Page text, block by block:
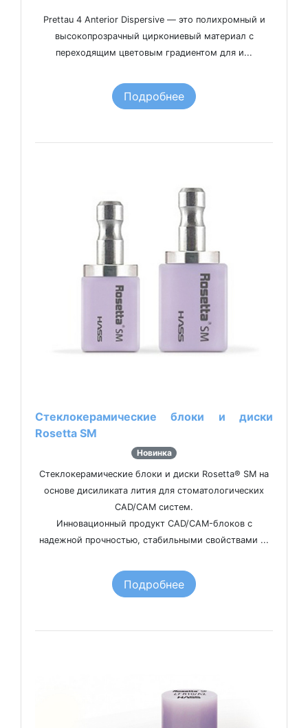
Prettau 4 Anterior Dispersive — это полихромный и
высокопрозрачный циркониевый материал с
переходящим цветовым градиентом для и...
Подробнее
Стеклокерамические блоки и диски
Rosetta SM
Новинка
Стеклокерамические блоки и диски Rosetta® SM на
основе дисиликата лития для стоматологических
CAD/CAM систем.
Инновационный продукт CAD/CAM-блоков с
надежной прочностью, стабильными свойствами ...
Подробнее